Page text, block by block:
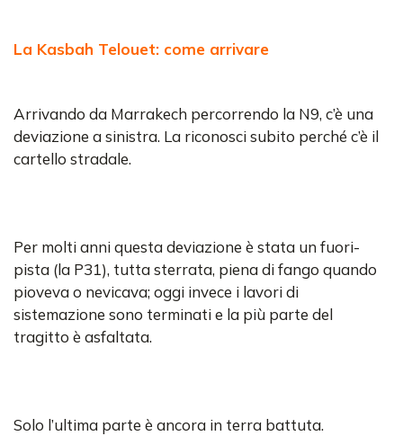
La Kasbah Telouet: come arrivare
Arrivando da Marrakech percorrendo la N9, c’è una
deviazione a sinistra. La riconosci subito perché c’è il
cartello stradale.
Per molti anni questa deviazione è stata un fuori-
pista (la P31), tutta sterrata, piena di fango quando
pioveva o nevicava; oggi invece i lavori di
sistemazione sono terminati e la più parte del
tragitto è asfaltata.
Solo l’ultima parte è ancora in terra battuta.